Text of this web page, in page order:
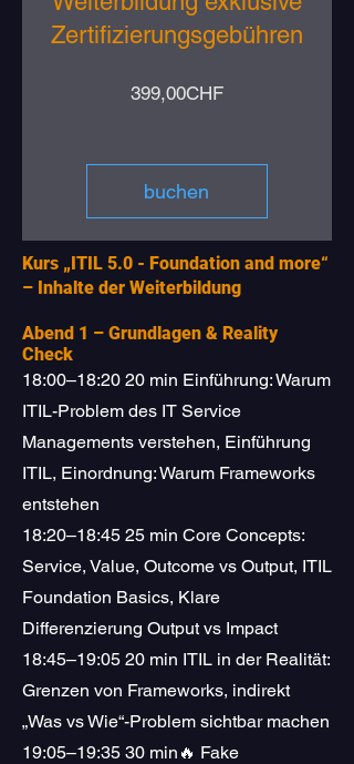
Zertifizierungsgebühren
399,00CHFPreis
buchen
Kurs „ITIL 5.0 - Foundation and more“
– Inhalte der Weiterbildung
Abend 1 – Grundlagen & Reality
Check
18:00–18:20 20 min Einführung: Warum
ITIL-Problem des IT Service
Managements verstehen, Einführung
ITIL, Einordnung: Warum Frameworks
entstehen
18:20–18:45 25 min Core Concepts:
Service, Value, Outcome vs Output, ITIL
Foundation Basics, Klare
Differenzierung Output vs Impact
18:45–19:05 20 min ITIL in der Realität:
Grenzen von Frameworks, indirekt
„Was vs Wie“-Problem sichtbar machen
19:05–19:35 30 min🔥 Fake